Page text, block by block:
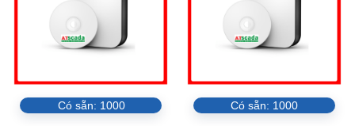
Có sẵn: 1000 Có sẵn: 1000